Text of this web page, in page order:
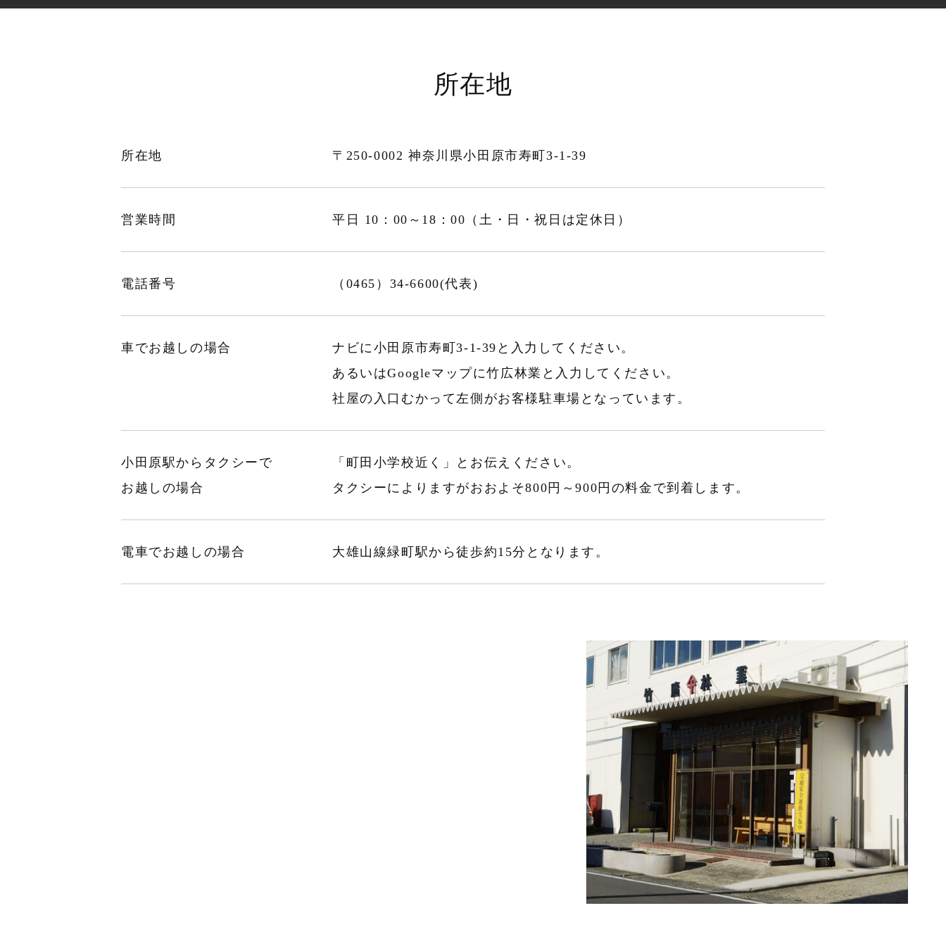
所在地
所在地 〒250-0002 神奈川県小田原市寿町3-1-39
営業時間 平日 10：00～18：00 （土・日・祝日は定休日）
電話番号 （0465）34-6600(代表)
車でお越しの場合
ナビに小田原市寿町3-1-39と入力してください。
あるいはGoogleマップに竹広林業と入力してください。
社屋の入口むかって左側がお客様駐車場となっています。
小田原駅からタクシーで
お越しの場合
「町田小学校近く」とお伝えください。
タクシーによりますがおおよそ800円～900円の料金で到着します。
電車でお越しの場合 大雄山線緑町駅から徒歩約15分となります。